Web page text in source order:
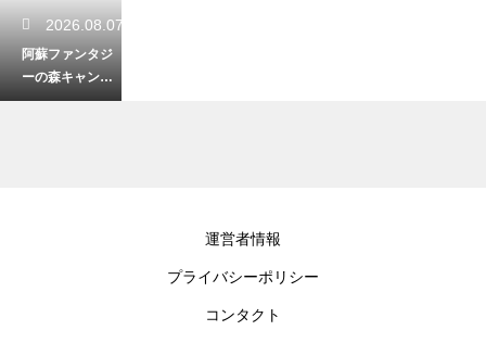
2026.08.07
阿蘇ファンタジ
ーの森キャンプ
場を徹底レビュ
運営者情報
プライバシーポリシー
コンタクト